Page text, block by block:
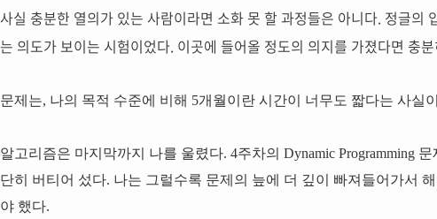
사실 충분한 열의가 있는 사람이라면 소화 못 할 과정들은 아니다. 정글의
는 의도가 보이는 시험이었다. 이곳에 들어올 정도의 의지를 가졌다면 충
문제는, 나의 목적 수준에 비해 5개월이란 시간이 너무도 짧다는 사실
알고리즘은 마지막까지 나를 울렸다. 4주차의 Dynamic Programming
단히 버티어 섰다. 나는 그럴수록 문제의 늪에 더 깊이 빠져들어가서
야 했다.